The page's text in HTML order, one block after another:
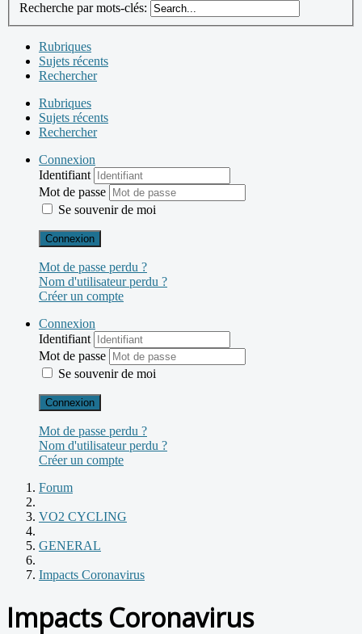
Recherche par mots-clés:
Rubriques
Sujets récents
Rechercher
Rubriques
Sujets récents
Rechercher
Connexion
Identifiant
Mot de passe
Se souvenir de moi
Connexion
Mot de passe perdu ?
Nom d'utilisateur perdu ?
Créer un compte
Connexion
Identifiant
Mot de passe
Se souvenir de moi
Connexion
Mot de passe perdu ?
Nom d'utilisateur perdu ?
Créer un compte
Forum
VO2 CYCLING
GENERAL
Impacts Coronavirus
Impacts Coronavirus